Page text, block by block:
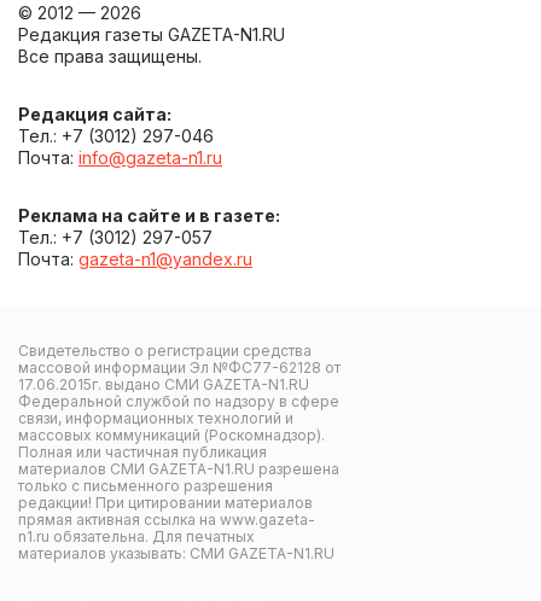
© 2012 — 2026
Редакция газеты GAZETA-N1.RU
Все права защищены.
Редакция сайта:
Тел.: +7 (3012) 297-046
Почта: info@gazeta-n1.ru
Реклама на сайте и в газете:
Тел.: +7 (3012) 297-057
Почта: gazeta-n1@yandex.ru
Свидетельство о регистрации средства
массовой информации Эл №ФС77-62128 от
17.06.2015г. выдано СМИ GAZETA-N1.RU
Федеральной службой по надзору в сфере
связи, информационных технологий и
массовых коммуникаций (Роскомнадзор).
Полная или частичная публикация
материалов СМИ GAZETA-N1.RU разрешена
только с письменного разрешения
редакции! При цитировании материалов
прямая активная ссылка на www.gazeta-
n1.ru обязательна. Для печатных
материалов указывать: СМИ GAZETA-N1.RU